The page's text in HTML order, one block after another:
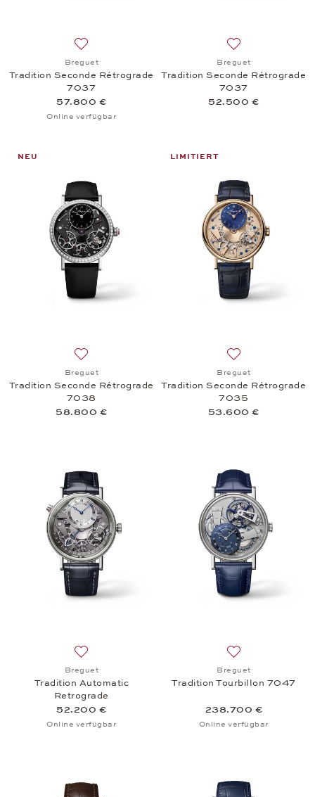
Breguet
Tradition Seconde Rétrograde
7037
57.800 €
Online verfügbar
Breguet
Tradition Seconde Rétrograde
7037
52.500 €
NEU
Breguet
Tradition Seconde Rétrograde
7038
58.800 €
LIMITIERT
Breguet
Tradition Seconde Rétrograde
7035
53.600 €
Breguet
Tradition Automatic
Retrograde
52.200 €
Online verfügbar
Breguet
Tradition Tourbillon 7047
238.700 €
Online verfügbar